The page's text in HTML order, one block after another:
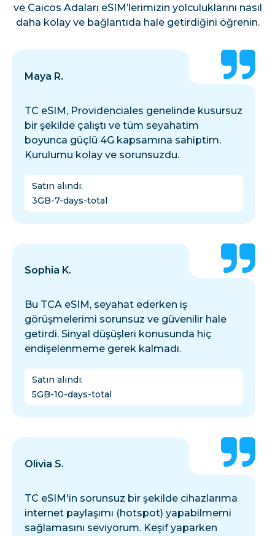
ve Caicos Adaları eSIM’lerimizin yolculuklarını nasıl
daha kolay ve bağlantıda hale getirdiğini öğrenin.
Maya R.
TC eSIM, Providenciales genelinde kusursuz
bir şekilde çalıştı ve tüm seyahatim
boyunca güçlü 4G kapsamına sahiptim.
Kurulumu kolay ve sorunsuzdu.
Satın alındı:
3GB-7-days-total
Sophia K.
Bu TCA eSIM, seyahat ederken iş
görüşmelerimi sorunsuz ve güvenilir hale
getirdi. Sinyal düşüşleri konusunda hiç
endişelenmeme gerek kalmadı.
Satın alındı:
5GB-10-days-total
Olivia S.
TC eSIM'in sorunsuz bir şekilde cihazlarıma
internet paylaşımı (hotspot) yapabilmemi
sağlamasını seviyorum. Keşif yaparken